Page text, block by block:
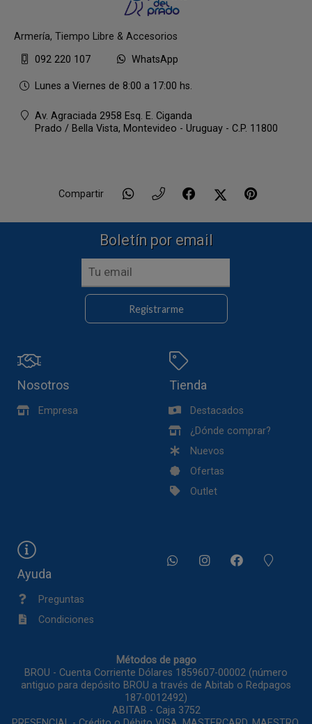
Armería, Tiempo Libre & Accesorios
092 220 107
WhatsApp
Lunes a Viernes de 8:00 a 17:00 hs.
Av. Agraciada 2958 Esq. E. Ciganda
Prado / Bella Vista, Montevideo - Uruguay - C.P. 11800
Compartir
Boletín por email
Registrarme
Nosotros
Empresa
Tienda
Destacados
¿Dónde comprar?
Nuevos
Ofertas
Outlet
Ayuda
Preguntas
Condiciones
Métodos de pago
BROU - Cuenta Corriente Dólares 1859607-00002 (número
antiguo para depósito BROU a través de Abitab o Redpagos
187-0012492)
ABITAB - Caja 3752